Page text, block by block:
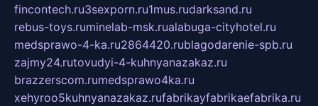
fincontech.ru3sexporn.ru1mus.rudarksand.ru
rebus-toys.ruminelab-msk.rualabuga-cityhotel.ru
medsprawo-4-ka.ru2864420.rublagodarenie-spb.ru
zajmy24.rutovudyi-4-kuhnyanazakaz.ru
brazzerscom.rumedsprawo4ka.ru
xehyroo5kuhnyanazakaz.rufabrikayfabrikaefabrika.ru